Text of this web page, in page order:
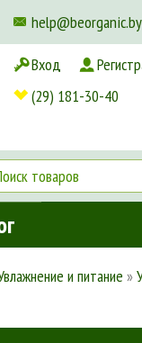
help@beorganic.by
Доставка и оплата
Вход
(29) 181-30-40
и питание »